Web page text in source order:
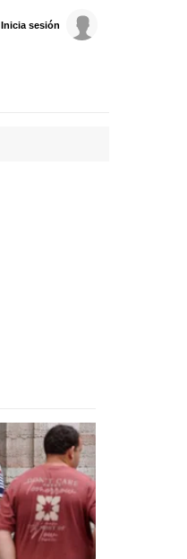
Inicia sesión